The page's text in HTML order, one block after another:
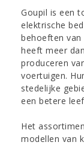
Goupil is een
elektrische
behoeften van
heeft meer
produceren
voertuigen.
stedelijke
een betere
Het
modellen van